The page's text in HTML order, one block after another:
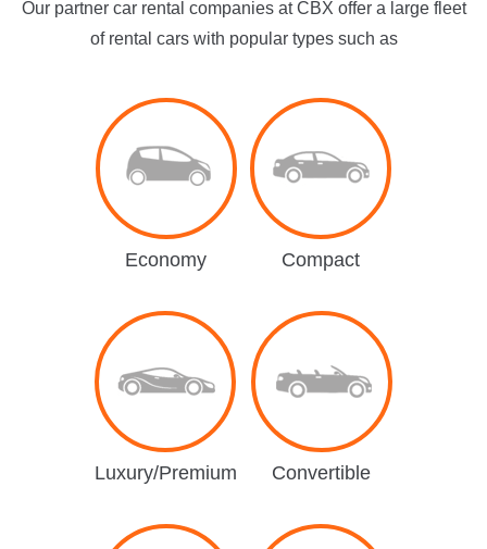
Our partner car rental companies at CBX offer a large fleet
of rental cars with popular types such as
Economy Compact
Luxury/Premium Convertible